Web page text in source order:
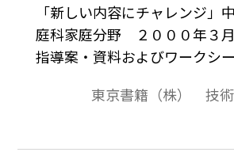
「新しい内容にチャレンジ」
庭科家庭分野 ２０００年３月
指導案・資料およびワークシ
を提示しておき，その結果を
いる地域へ関心をもたせたい
東京書籍（株） 技